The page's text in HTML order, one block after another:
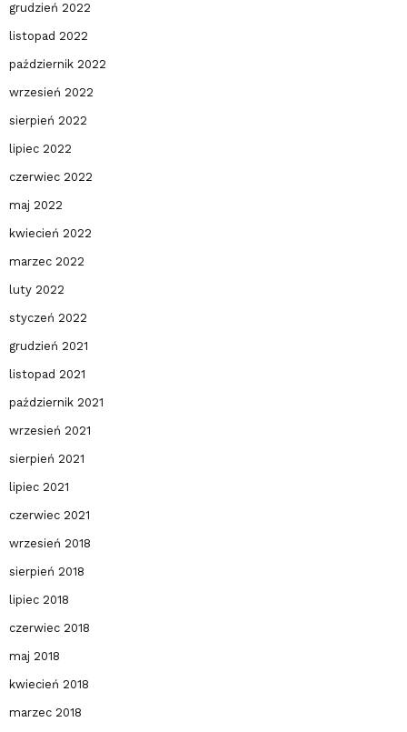
grudzień 2022
listopad 2022
październik 2022
wrzesień 2022
sierpień 2022
lipiec 2022
czerwiec 2022
maj 2022
kwiecień 2022
marzec 2022
luty 2022
styczeń 2022
grudzień 2021
listopad 2021
październik 2021
wrzesień 2021
sierpień 2021
lipiec 2021
czerwiec 2021
wrzesień 2018
sierpień 2018
lipiec 2018
czerwiec 2018
maj 2018
kwiecień 2018
marzec 2018